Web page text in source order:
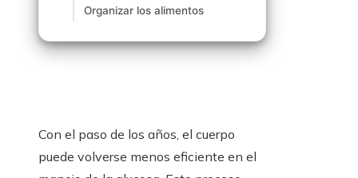
Organizar los alimentos
Con el paso de los años, el cuerpo
puede volverse menos eficiente en el